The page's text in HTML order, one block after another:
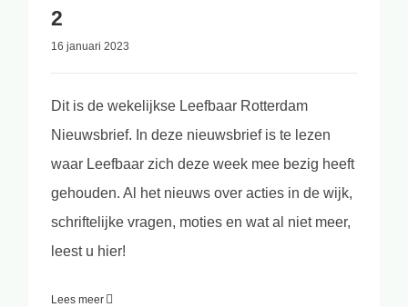
2
16 januari 2023
Dit is de wekelijkse Leefbaar Rotterdam
Nieuwsbrief. In deze nieuwsbrief is te lezen
waar Leefbaar zich deze week mee bezig heeft
gehouden. Al het nieuws over acties in de wijk,
schriftelijke vragen, moties en wat al niet meer,
leest u hier!
Lees meer